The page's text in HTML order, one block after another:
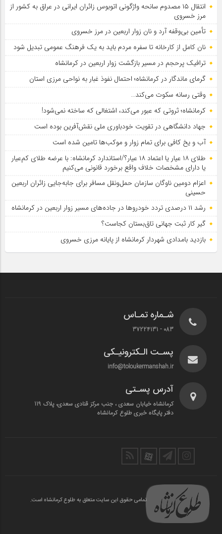
انتقال ۱۵ مصدوم سانحه واژگونی اتوبوس زائران ایرانی در عراق به کشور از
مرز خسروی
تأمین بی‌وقفه آرد و نان زوار اربعین در مرز خسروی
نان کامل از کارخانه تا سفره مردم باید به یک فرهنگ عمومی تبدیل شود
ترافیک پرحجم در مسیر بازگشت زوار اربعین در کرمانشاه
گرمای ماندگار در کرمانشاه؛ احتمال نفوذ غبار به نواحی مرزی استان
وقتی رسانه سکوت می‌کند…
کرمانشاه؛ ثروتی که عبور می‌کند، اشتغالی که ساخته نمی‌شود!
جهاد دانشگاهی در تقویت خودباوری ملی نقش‌آفرین بوده است
آب و یخ کافی برای تمام زوار و موکب‌ها تامین شده است
طلای ۱۸ عیار یا اعتماد ۱۸ عیار؟/استاندارد کرمانشاه: با عرضه طلای کم‌عیار
یا دارای مشخصات خلاف واقع برخورد قانونی می‌کنیم
اعزام دومین ناوگان سازمان حمل‌ونقل مسافر برای جابه‌جایی زائران اربعین
حسینی
رشد ۱۱ درصدی تردد خودروها در جاده‌های مسیر زوار اربعین در کرمانشاه
گیر کار ثبت جهانی تاق‌بستان کجاست؟
بازدید بامدادی شهردار کرمانشاه از پایانه مرزی خسروی
شـماره تمـاس
083 - 37224131
پسـت الـکترونیـکی
info@toloukermanshah.ir
آدرس پسـتی
کرمانشاه خیابان سعدی ، جنب مرکز قنادی سعدی، پلاک 119
دفتر پایگاه خبری طلوع کرمانشاه
تمامی حقوق این سایت متعلق به طلوع کرمانشاه است.